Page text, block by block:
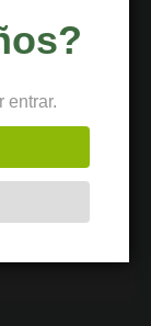
entrar.